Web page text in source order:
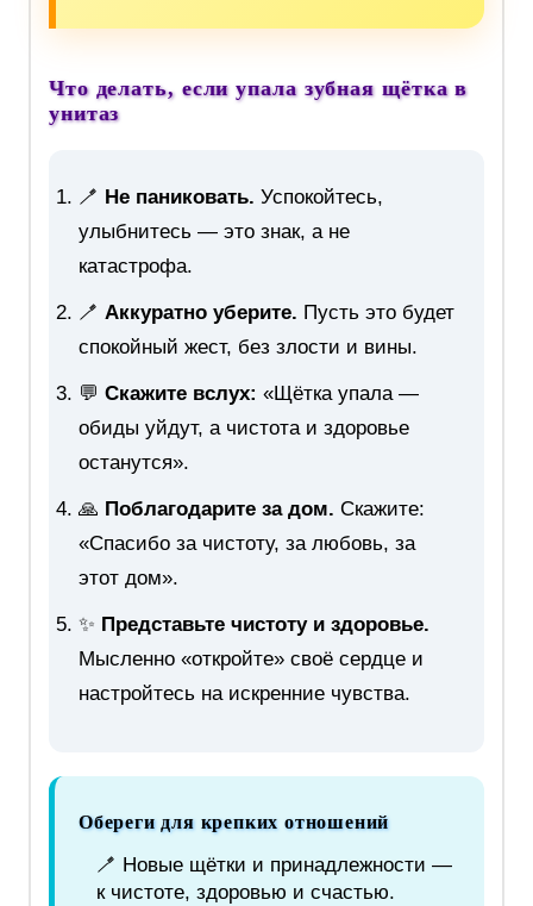
Что делать, если упала зубная щётка в
унитаз
🪥 Не паниковать. Успокойтесь,
улыбнитесь — это знак, а не
катастрофа.
🪥 Аккуратно уберите. Пусть это будет
спокойный жест, без злости и вины.
💬 Скажите вслух: «Щётка упала —
обиды уйдут, а чистота и здоровье
останутся».
🙏 Поблагодарите за дом. Скажите:
«Спасибо за чистоту, за любовь, за
этот дом».
✨ Представьте чистоту и здоровье.
Мысленно «откройте» своё сердце и
настройтесь на искренние чувства.
Обереги для крепких отношений
🪥 Новые щётки и принадлежности —
к чистоте, здоровью и счастью.